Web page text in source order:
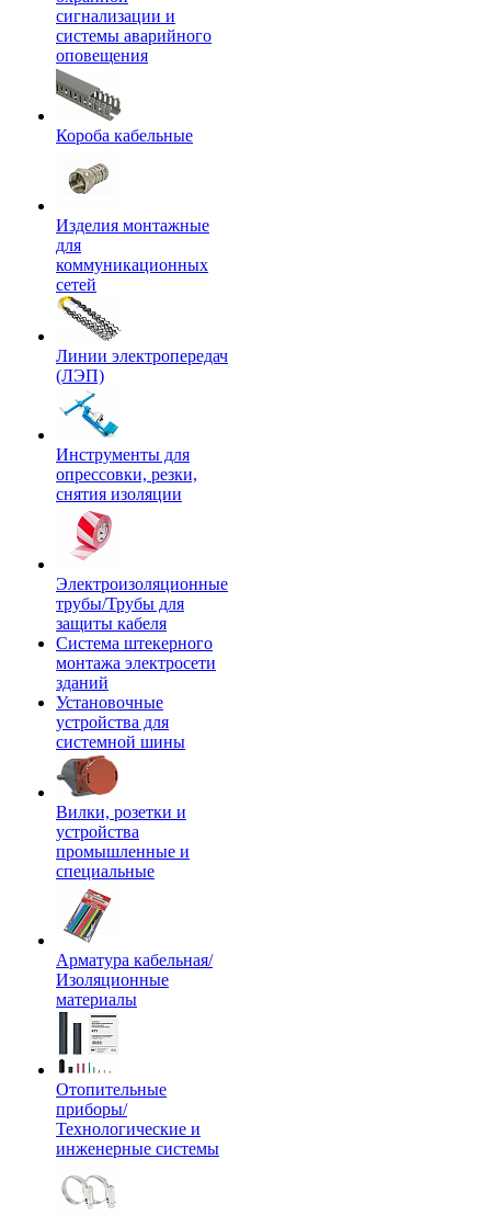
сигнализации и
системы аварийного
оповещения
Короба кабельные
Изделия монтажные
для
коммуникационных
сетей
Линии электропередач
(ЛЭП)
Инструменты для
опрессовки, резки,
снятия изоляции
Электроизоляционные
трубы/Трубы для
защиты кабеля
Система штекерного
монтажа электросети
зданий
Установочные
устройства для
системной шины
Вилки, розетки и
устройства
промышленные и
специальные
Арматура кабельная/
Изоляционные
материалы
Отопительные
приборы/
Технологические и
инженерные системы